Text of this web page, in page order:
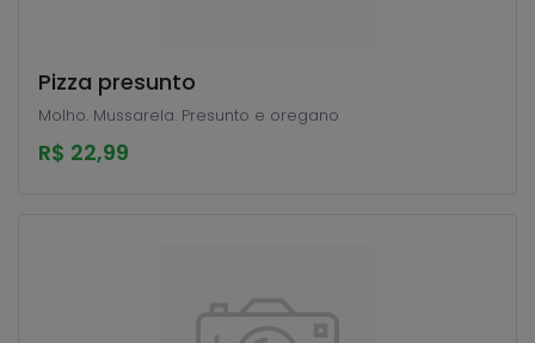
Pizza presunto
Molho. Mussarela. Presunto e oregano
R$ 22,99